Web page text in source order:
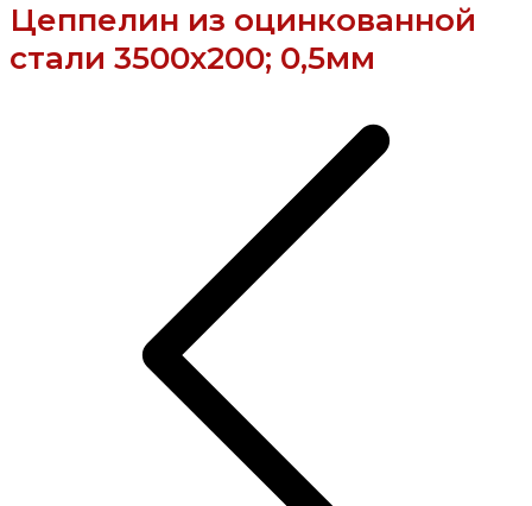
Цеппелин из оцинкованной
стали 3500х200; 0,5мм